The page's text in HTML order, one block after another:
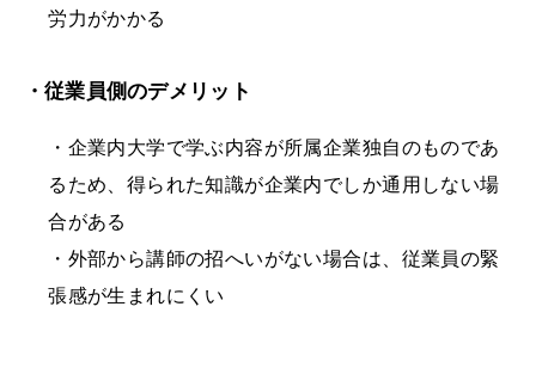
労力がかかる
・従業員側のデメリット
・企業内大学で学ぶ内容が所属企業独自のものであ
るため、得られた知識が企業内でしか通用しない場
合がある
・外部から講師の招へいがない場合は、従業員の緊
張感が生まれにくい